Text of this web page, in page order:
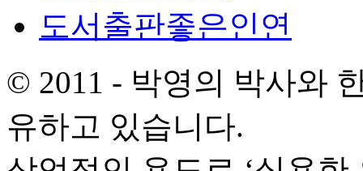
도서출판좋은인연
© 2011 - 박영의 박사와
유하고 있습니다.